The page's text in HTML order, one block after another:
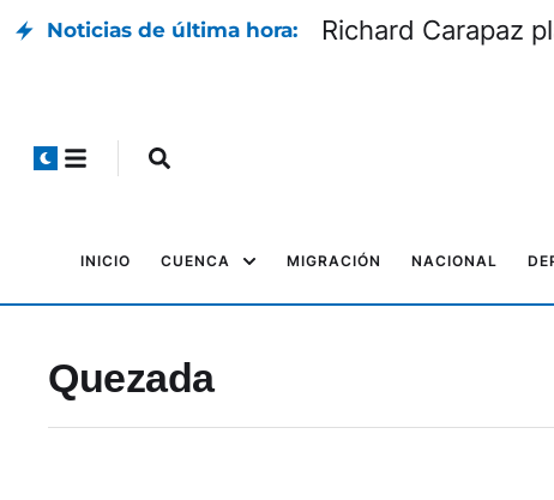
Noticias de última hora: Richard Carapaz
INICIO CUENCA MIGRACIÓN NACIONAL
Quezada